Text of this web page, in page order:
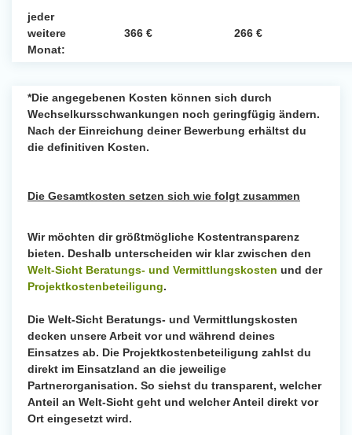
jeder
weitere
Monat:
366 € 266 €
*Die angegebenen Kosten können sich durch
Wechselkursschwankungen noch geringfügig ändern.
Nach der Einreichung deiner Bewerbung erhältst du
die definitiven Kosten.
Die Gesamtkosten setzen sich wie folgt zusammen
Wir möchten dir größtmögliche Kostentransparenz
bieten. Deshalb unterscheiden wir klar zwischen den
Welt-Sicht Beratungs- und Vermittlungskosten und der
Projektkostenbeteiligung.
Die Welt-Sicht Beratungs- und Vermittlungskosten
decken unsere Arbeit vor und während deines
Einsatzes ab. Die Projektkostenbeteiligung zahlst du
direkt im Einsatzland an die jeweilige
Partnerorganisation. So siehst du transparent, welcher
Anteil an Welt-Sicht geht und welcher Anteil direkt vor
Ort eingesetzt wird.